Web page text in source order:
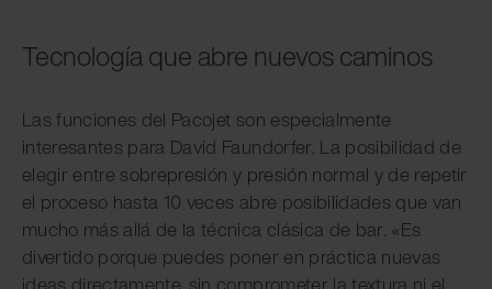
Tecnología que abre nuevos caminos
Las funciones del Pacojet son especialmente
interesantes para David Faundorfer. La posibilidad de
elegir entre sobrepresión y presión normal y de repetir
el proceso hasta 10 veces abre posibilidades que van
mucho más allá de la técnica clásica de bar. «Es
divertido porque puedes poner en práctica nuevas